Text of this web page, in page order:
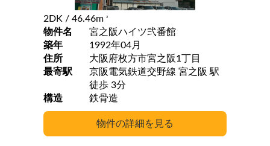
2DK / 46.46m 2
物件名
宮之阪ハイツ弐番館
築年
1992年04月
住所
大阪府枚方市宮之阪1丁目
最寄駅
京阪電気鉄道交野線 宮之阪 駅
徒歩 3分
構造
鉄骨造